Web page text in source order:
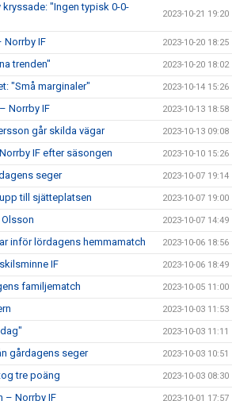
"Ingen typisk 0-0-
2023-10-21 19:20
Norrby IF 2023-10-20 18:25
trenden" 2023-10-20 18:02
"Små marginaler" 2023-10-14 15:26
Norrby IF 2023-10-13 18:58
går skilda vägar 2023-10-13 09:08
IF efter säsongen 2023-10-10 15:26
seger 2023-10-07 19:14
till sjätteplatsen 2023-10-07 19:00
2023-10-07 14:49
inför lördagens hemmamatch 2023-10-06 18:56
IF 2023-10-06 18:49
familjematch 2023-10-05 11:00
2023-10-03 11:53
2023-10-03 11:11
gårdagens seger 2023-10-03 10:51
tre poäng 2023-10-03 08:30
– Norrby IF 2023-10-01 17:57